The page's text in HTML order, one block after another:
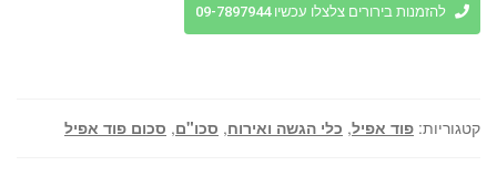
כפיות
food
להזמנות בירורים צלצלו עכשיו 09-7897944
קטגוריות: פוד אפיל, כלי הגשה ואירוח, סכו"ם, סכום פוד אפיל